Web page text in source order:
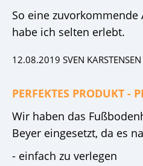
So eine zuvorkommende
habe ich selten erlebt.
12.08.2019 SVEN KARSTENSEN
PERFEKTES PRODUKT -
Wir haben das
Beyer eingesetzt, da es
- einfach zu verlegen